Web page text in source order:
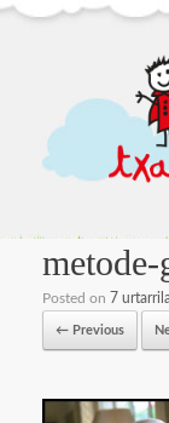
Posted on 7
← Previous